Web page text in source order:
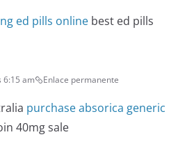
ed pills online best ed pills
6:15 am Enlace permanente
purchase absorica generic
40mg sale